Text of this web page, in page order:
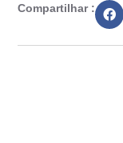
Compartilhar :